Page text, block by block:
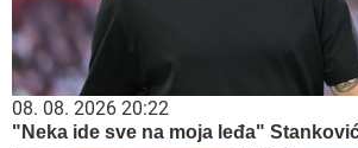
08. 08. 2026 20:22
"Neka ide sve na moja leđa"